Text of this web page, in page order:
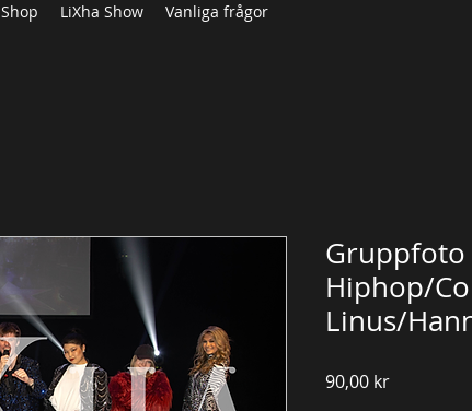
Shop LiXha Show Vanliga frågor
Gruppfoto
Hiphop/
Linus/
90,00 krPris